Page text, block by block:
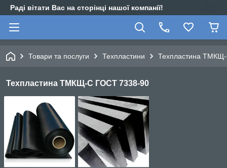
Раді вітати Вас на сторінці нашої компанії!
Товари та послуги Техпластини Техпластина
Техпластина ТМКЩ-С ГОСТ 7338-90